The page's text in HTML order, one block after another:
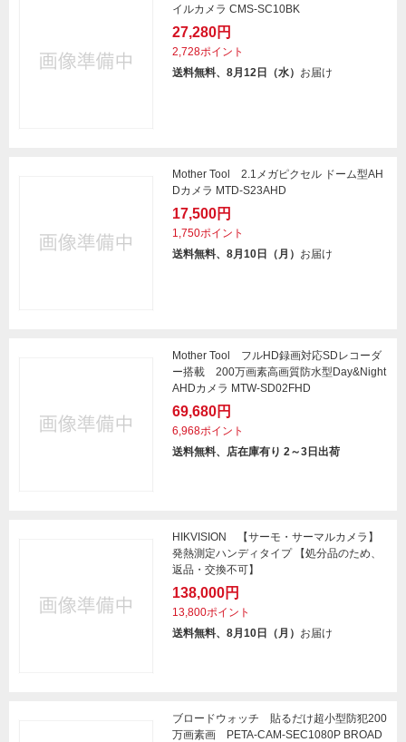
イルカメラ CMS-SC10BK
27,280円
2,728ポイント
送料無料、8月12日（水） お届け
Mother Tool 2.1メガピクセル ドーム型AH
Dカメラ MTD-S23AHD
17,500円
1,750ポイント
送料無料、8月10日（月） お届け
Mother Tool フルHD録画対応SDレコーダ
ー搭載 200万画素高画質防水型Day&Night
AHDカメラ MTW-SD02FHD
69,680円
6,968ポイント
送料無料、店在庫有り 2～3日出荷
HIKVISION 【サーモ・サーマルカメラ】
発熱測定ハンディタイプ 【処分品のため、
返品・交換不可】
138,000円
13,800ポイント
送料無料、8月10日（月） お届け
ブロードウォッチ 貼るだけ超小型防犯200
万画素画 PETA-CAM-SEC1080P BROAD